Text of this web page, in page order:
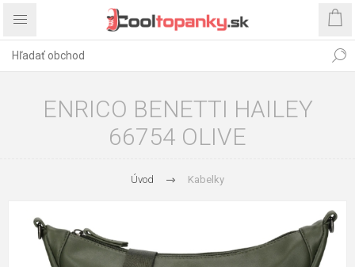
ENRICO BENETTI HAILEY
66754 OLIVE
Úvod Kabelky